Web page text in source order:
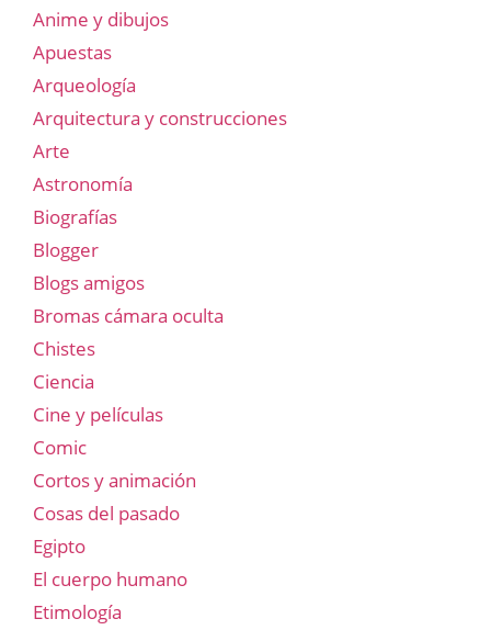
Anime y dibujos
Apuestas
Arqueología
Arquitectura y construcciones
Arte
Astronomía
Biografías
Blogger
Blogs amigos
Bromas cámara oculta
Chistes
Ciencia
Cine y películas
Comic
Cortos y animación
Cosas del pasado
Egipto
El cuerpo humano
Etimología